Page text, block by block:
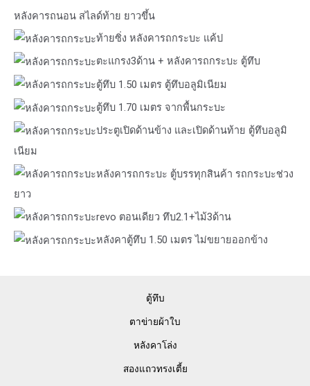
หลังคารถนอน สไลด์ท้าย ยาวขึ้น
ท้ายซิ่ง หลังคารถกระบะ แค้ป
ตะแกรง3ด้าน + หลังคารถกระบะ ตู้ทึบ
ตู้ทึบ 1.50 เมตร ตู้ทึบอลูมิเนียม
ตู้ทึบ 1.70 เมตร จากพื้นกระบะ
ประตูเปิดด้านข้าง และเปิดด้านท้าย ตู้ทึบอลูมิ
เนียม
หลังคารถกระบะ ตู้บรรทุกสินค้า รถกระบะช่วง
ยาว
revo ตอนเดียว ทึบ2.1+ไม้3ด้าน
หลังคาตู้ทึบ 1.50 เมตร ไม่ขยายออกข้าง
ตู้ทึบ
ตาข่ายผ้าใบ
หลังคาโล่ง
สองแถวทรงเตี้ย